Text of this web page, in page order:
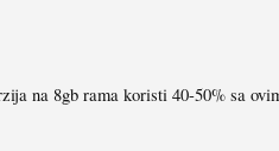
na 8gb rama koristi 40-50% sa